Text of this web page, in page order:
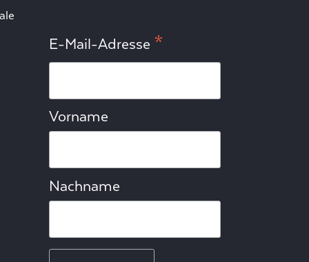
E-Mail-Adresse *
Vorname
Nachname